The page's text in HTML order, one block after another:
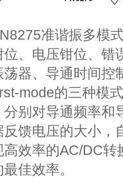
准谐振多模
、电压钳位、错
器、导通时间控
mode的三种模
别对导通频率和
馈电压的大小，
效率的AC/DC转
佳效率。